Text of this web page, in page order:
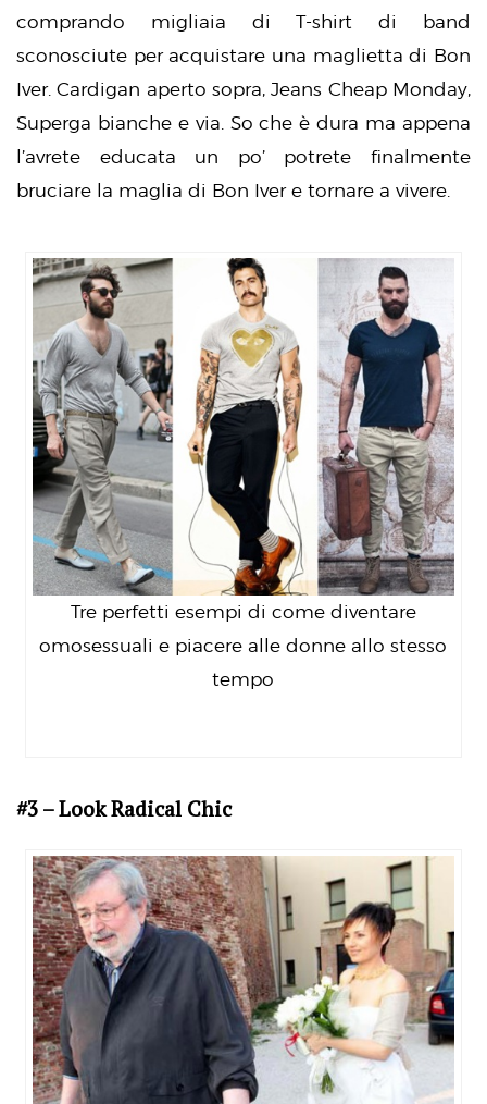
comprando migliaia di T-shirt di band
sconosciute per acquistare una maglietta di Bon
Iver. Cardigan aperto sopra, Jeans Cheap Monday,
Superga bianche e via. So che è dura ma appena
l’avrete educata un po’ potrete finalmente
bruciare la maglia di Bon Iver e tornare a vivere.
Tre perfetti esempi di come diventare
omosessuali e piacere alle donne allo stesso
tempo
#3 – Look Radical Chic